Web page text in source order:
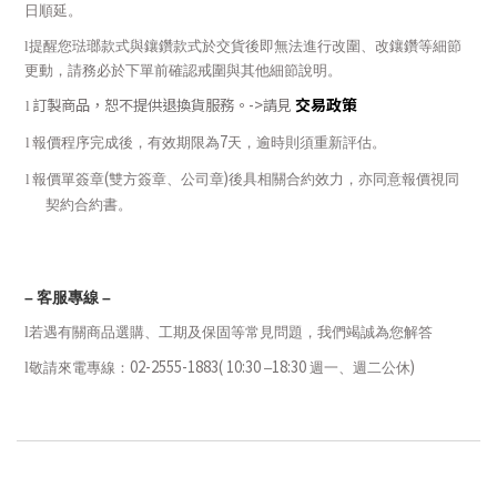
日順延。
l提醒您琺瑯款式與鑲鑽款式於交貨後即無法進行改圍、改鑲鑽等細節
更動，請務必於下單前確認戒圍與其他細節說明。
l 訂製商品，恕不提供退換貨服務。 ->請見 交易政策
l 報價程序完成後，有效期限為7天，逾時則須重新評估。
l 報價單簽章(雙方簽章、公司章)後具相關合約效力，亦同意報價視同
契約合約書。
–客服專線–
l若遇有關商品選購、工期及保固等常見問題，我們竭誠為您解答
l敬請來電專線： 02-2555-1883( 10:30 –18:30 週一、週二公休)